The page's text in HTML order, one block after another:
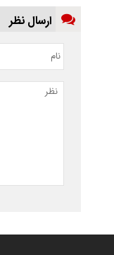
ارسال نظر